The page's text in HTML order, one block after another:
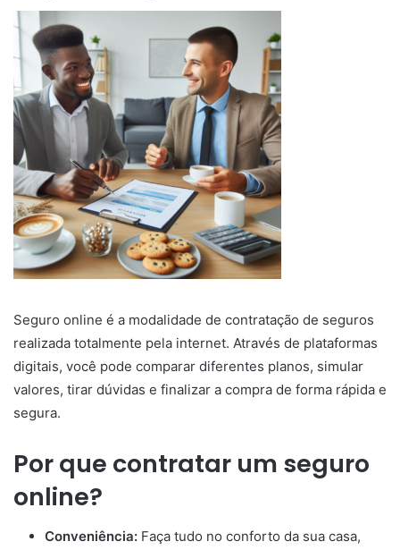
Seguro online é a modalidade de contratação de seguros
realizada totalmente pela internet. Através de plataformas
digitais, você pode comparar diferentes planos, simular
valores, tirar dúvidas e finalizar a compra de forma rápida e
segura.
Por que contratar um seguro
online?
Conveniência: Faça tudo no conforto da sua casa,